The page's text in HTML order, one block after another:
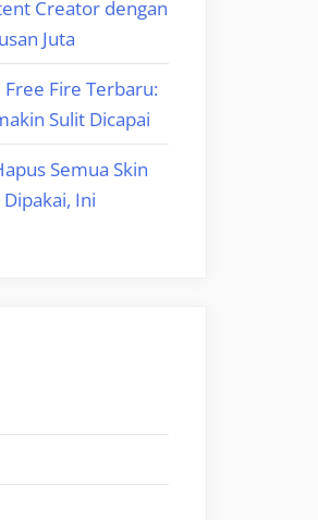
Creator dengan
Juta
Fire Terbaru:
Sulit Dicapai
Semua Skin
Dipakai, Ini